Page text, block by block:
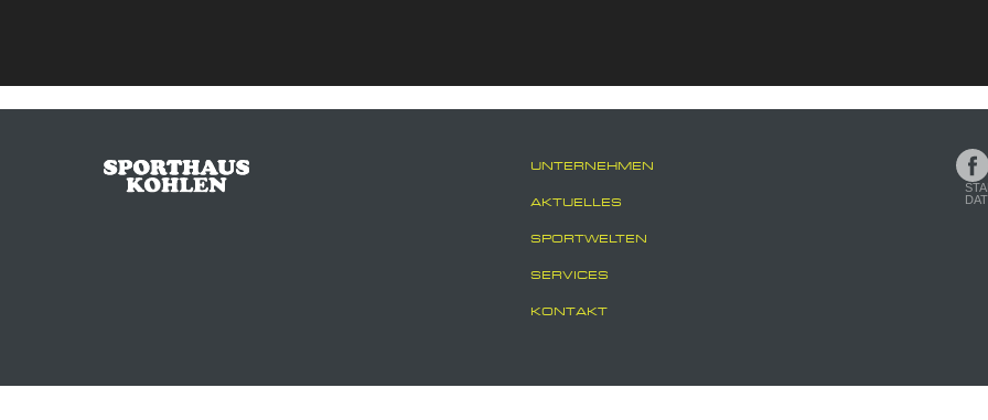
UNTERNEHMEN
AKTUELLES
SPORTWELTEN
SERVICES
KONTAKT